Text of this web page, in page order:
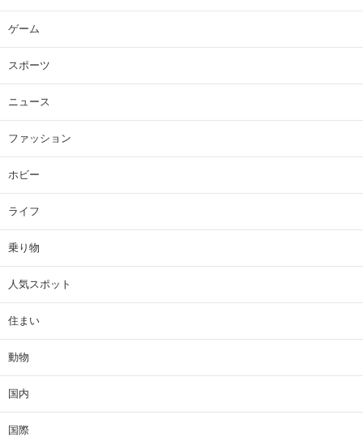
ゲーム
スポーツ
ニュース
ファッション
ホビー
ライフ
乗り物
人気スポット
住まい
動物
国内
国際